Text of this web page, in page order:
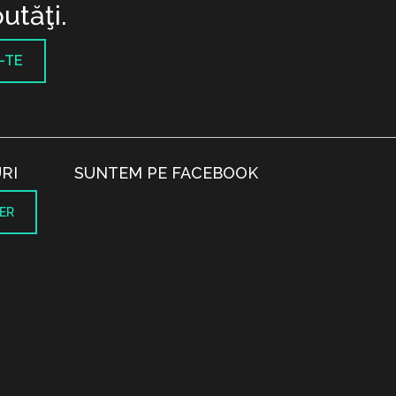
TE
SUNTEM PE FACEBOOK